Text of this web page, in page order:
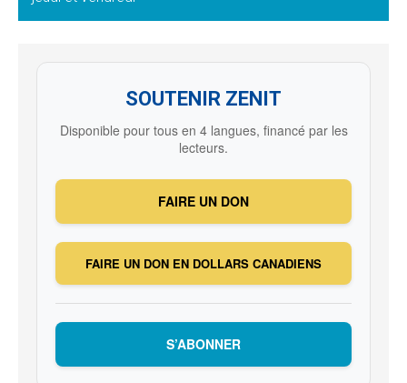
SOUTENIR ZENIT
Disponible pour tous en 4 langues, financé par les
lecteurs.
FAIRE UN DON
FAIRE UN DON EN DOLLARS CANADIENS
S’ABONNER